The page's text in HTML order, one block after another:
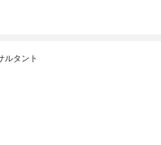
ルタント